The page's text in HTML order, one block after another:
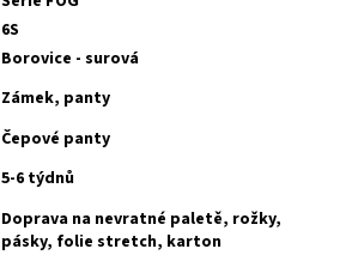
6S
Borovice - surová
Zámek, panty
Čepové panty
5-6 týdnů
Doprava na nevratné paletě, rožky,
pásky, folie stretch, karton